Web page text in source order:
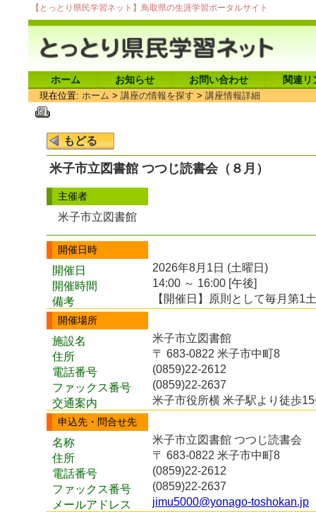
【とっとり県民学習ネット】鳥取県の生涯学習ポータルサイト
ホーム お知らせ お問い合わせ 関連リ
現在位置: ホーム > 講座の情報を探す > 講座情報詳細
米子市立図書館 つつじ読書会（８月）
主催者
米子市立図書館
開催日時
開催日
2026年8月1日 (土曜日)
開催時間
14:00 ～ 16:00 [午後]
備考
【開催日】原則として毎月第1
開催場所
施設名
米子市立図書館
住所
〒 683-0822 米子市中町8
電話番号
(0859)22-2612
ファックス番号
(0859)22-2637
交通案内
米子市役所横 米子駅より徒歩
申込先・問合せ先
名称
米子市立図書館 つつじ読書会
住所
〒 683-0822 米子市中町8
電話番号
(0859)22-2612
ファックス番号
(0859)22-2637
メールアドレス
jimu5000@yonago-toshokan.jp